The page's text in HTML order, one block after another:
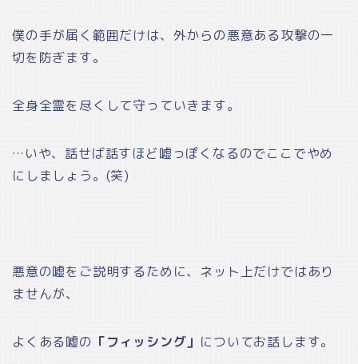
僕の手が届く範囲だけは、外からの悪意ある攻撃の一
切を防ぎます。
全身全霊を尽くして守っていきます。
…いや、話せば話すほど嘘っぽくなるのでここでやめ
にしましょう。(笑)
悪意の嘘をご説明するために、ネット上だけではあり
ませんが、
よくある嘘の 「フィッシング」 についてお話します。